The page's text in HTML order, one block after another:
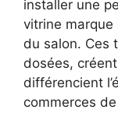
installer une
vitrine marque
du salon. Ces
dosées,
différencient
commerces